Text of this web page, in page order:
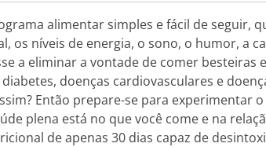
alimentar simples e fácil de seguir,
os níveis de energia, o sono, o humor, a
a eliminar a vontade de comer
doenças cardiovasculares e
Então prepare-se para experimentar
plena está no que você come e na
de apenas 30 dias capaz de